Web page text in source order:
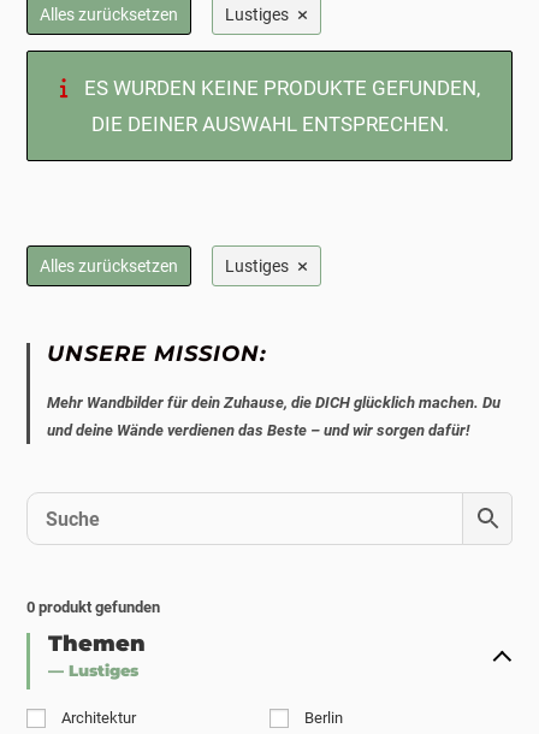
Alles zurücksetzen Lustiges ×
ES WURDEN KEINE PRODUKTE GEFUNDEN,
DIE DEINER AUSWAHL ENTSPRECHEN.
Alles zurücksetzen Lustiges ×
UNSERE MISSION:
Mehr Wandbilder für dein Zuhause, die DICH glücklich machen. Du
und deine Wände verdienen das Beste – und wir sorgen dafür!
0 produkt gefunden
Themen
— Lustiges
Architektur Berlin